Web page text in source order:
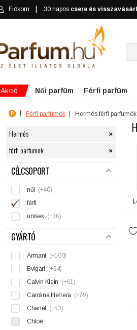
Fiókom 30 napos csere és
Akció Női parfüm Férfi parfüm
Férfi parfümök Hermés férfi parfümök
Hermés ×
férfi parfümök ×
SZŰRÉS
CÉLCSOPORT
női (+40)
férfi
unisex (+36)
GYÁRTÓ
Armani (+100)
Bvlgari (+54)
Calvin Klein (+61)
Carolina Herrera (+79)
Chanel
(+53)
Chloé